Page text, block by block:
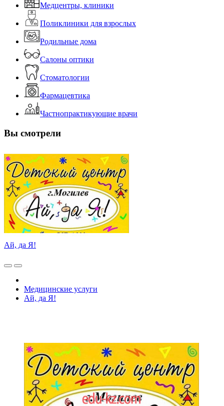
Медцентры, клиники
Поликлиники для взрослых
Родильные дома
Салоны оптики
Стоматологии
Фармацевтика
Частнопрактикующие врачи
Вы смотрели
Ай, да Я!
Медицинские услуги
Ай, да Я!